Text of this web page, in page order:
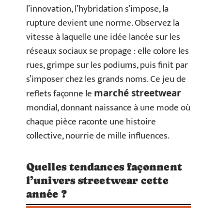
l’innovation, l’hybridation s’impose, la
rupture devient une norme. Observez la
vitesse à laquelle une idée lancée sur les
réseaux sociaux se propage : elle colore les
rues, grimpe sur les podiums, puis finit par
s’imposer chez les grands noms. Ce jeu de
reflets façonne le marché streetwear
mondial, donnant naissance à une mode où
chaque pièce raconte une histoire
collective, nourrie de mille influences.
Quelles tendances façonnent
l’univers streetwear cette
année ?